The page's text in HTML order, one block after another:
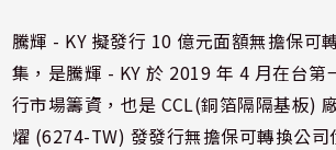
騰輝 - KY 擬發行 10 億元面額無擔保可
集，是騰輝 - KY 於 2019 年 4 月在台第
行市場籌資，也是 CCL(銅箔隔隔基板)
燿 (6274-TW) 發發行無擔保可轉換公